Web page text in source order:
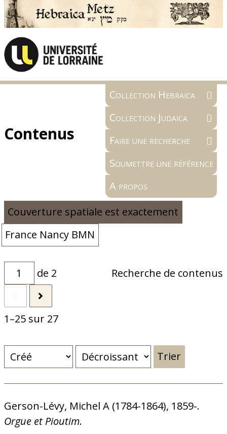
Collection Hebraica
Collection Judaica
Faire une recherche
Soumettre une référence
A propos
Contenus
Couverture spatiale est exactement
France Nancy BMN
de 2
1–25 sur 27
Recherche de contenus
Trier
Gerson-Lévy, Michel A (1784-1864), 1859-.
Orgue et Pioutim.